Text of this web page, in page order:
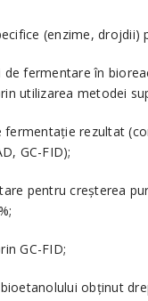
(enzime,
fermentare în
utilizarea metodei
rezultat
GC-FID);
pentru creșterea
GC-FID;
obținut